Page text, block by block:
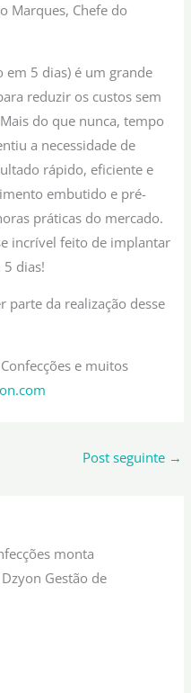
Marques, Chefe do
5 dias) é um grande
reduzir os custos sem
do que nunca, tempo
a necessidade de
rápido, eficiente e
embutido e pré-
práticas do mercado.
incrível feito de implantar
5 dias!
parte da realização desse
e muitos
Post seguinte →
monta
Gestão de